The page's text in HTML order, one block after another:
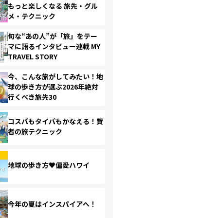
もっと楽しくなる 旅先・グル
メ・テクニック
旬な“あの人”が「旅」をテー
マに語るインタビュー連載 MY
TRAVEL STORY
今、こんな旅がしてみたい！地
球の歩き方が選ぶ2026年絶対
行くべき旅先30
コスパもタイパもかなえる！賢
者の旅テクニック
地球の歩き方♥偏愛ハワイ
今年の夏はインスパイアへ！